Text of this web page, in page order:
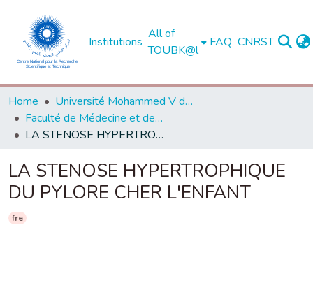
Institutions
All of
TOUBK@l
FAQ CNRST
Home
Université Mohammed V de Rabat
Faculté de Médecine et de Pharmacie - Rabat
LA STENOSE HYPERTROPHIQUE DU PYLORE CHER L'ENFANT
LA STENOSE HYPERTROPHIQUE
DU PYLORE CHER L'ENFANT
fre